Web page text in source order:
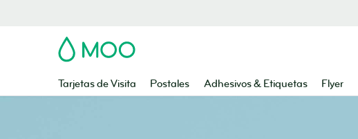
MOO
Tarjetas de Visita Postales Adhesivos & Etiquetas Flyer